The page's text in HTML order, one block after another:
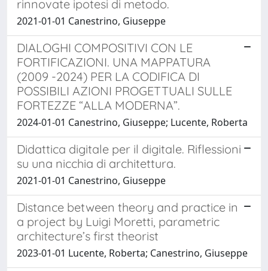
rinnovate ipotesi di metodo.
2021-01-01 Canestrino, Giuseppe
DIALOGHI COMPOSITIVI CON LE
FORTIFICAZIONI. UNA MAPPATURA
(2009 -2024) PER LA CODIFICA DI
POSSIBILI AZIONI PROGETTUALI SULLE
FORTEZZE “ALLA MODERNA”.
2024-01-01 Canestrino, Giuseppe; Lucente, Roberta
Didattica digitale per il digitale. Riflessioni
su una nicchia di architettura.
2021-01-01 Canestrino, Giuseppe
Distance between theory and practice in
a project by Luigi Moretti, parametric
architecture’s first theorist
2023-01-01 Lucente, Roberta; Canestrino, Giuseppe